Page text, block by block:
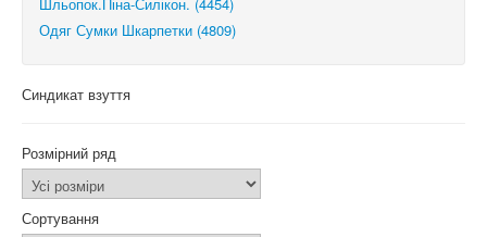
Одяг Сумки Шкарпетки (4809)
Синдикат взуття
Розмірний ряд
Сортування